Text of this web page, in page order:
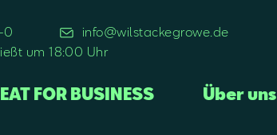
0 info@wilstackegrowe.de
um 18:00 Uhr
FOR BUSINESS Über uns